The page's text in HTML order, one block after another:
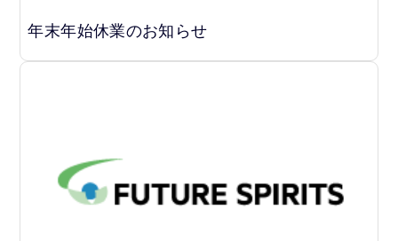
年末年始休業のお知らせ